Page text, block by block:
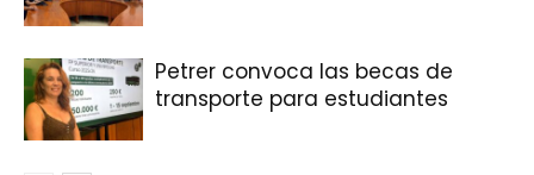
Petrer convoca las becas de
transporte para estudiantes